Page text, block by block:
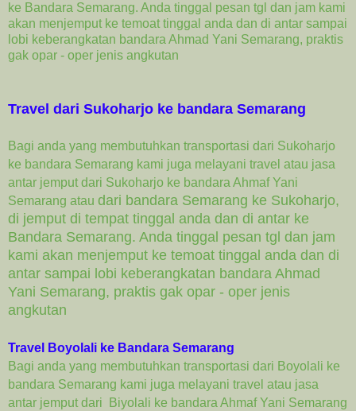
ke Bandara Semarang. Anda tinggal pesan tgl dan jam kami
akan menjemput ke temoat tinggal anda dan di antar sampai
lobi keberangkatan bandara Ahmad Yani Semarang, praktis
gak opar - oper jenis angkutan
Travel dari Sukoharjo ke bandara Semarang
Bagi anda yang membutuhkan transportasi dari Sukoharjo
ke bandara Semarang kami juga melayani travel atau jasa
antar jemput dari Sukoharjo ke bandara Ahmaf Yani
Semarang atau dari bandara Semarang ke Sukoharjo,
di jemput di tempat tinggal anda dan di antar ke
Bandara Semarang. Anda tinggal pesan tgl dan jam
kami akan menjemput ke temoat tinggal anda dan di
antar sampai lobi keberangkatan bandara Ahmad
Yani Semarang, praktis gak opar - oper jenis
angkutan
Travel Boyolali ke Bandara Semarang
Bagi anda yang membutuhkan transportasi dari Boyolali ke
bandara Semarang kami juga melayani travel atau jasa
antar jemput dari Biyolali ke bandara Ahmaf Yani Semarang